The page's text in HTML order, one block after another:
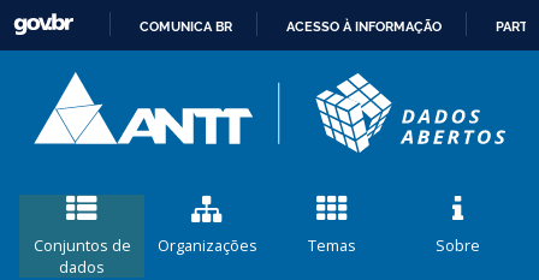
CONTEÚDO
COMUNICA BR ACESSO À INFORMAÇÃO
Conjuntos de
dados
Organizações Temas Sobre